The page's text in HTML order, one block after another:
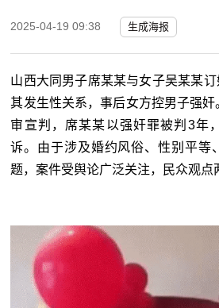
2025-04-19 09:38 生成海报
山西大同男子席某某与女子吴某某
其发生性关系，事后女方控男子强
审宣判，席某某以强奸罪被判3年
诉。由于涉及婚约风俗、性别平等
题，案件受舆论广泛关注，民众观点